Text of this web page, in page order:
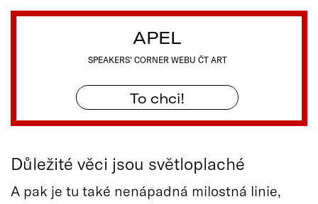
APEL
SPEAKERS' CORNER WEBU ČT ART
To chci!
Důležité věci jsou světloplaché
A pak je tu také nenápadná milostná linie,